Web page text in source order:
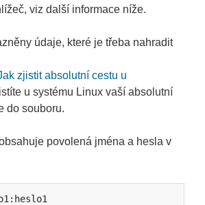
viz další informace níže.
údaje, které je třeba nahradit
zjistit absolutní cestu u
u systému Linux vaší absolutní
do souboru.
povolená jména a hesla v